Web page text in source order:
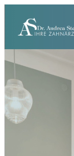
Startseite
Ihre Zahnärztin
Überweiser
Standort
Kontakt
Impressum
Datenschutz